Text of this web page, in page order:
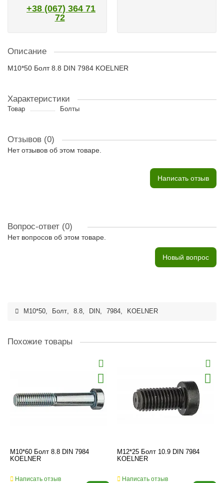
+38 (067) 364 71
72
Описание
M10*50 Болт 8.8 DIN 7984 KOELNER
Характеристики
Товар Болты
Отзывов (0)
Нет отзывов об этом товаре.
Написать отзыв
Вопрос-ответ (0)
Нет вопросов об этом товаре.
Новый вопрос
M10*50, Болт, 8.8, DIN, 7984, KOELNER
Похожие товары
M10*60 Болт 8.8 DIN 7984
KOELNER
Написать отзыв
M12*25 Болт 10.9 DIN 7984
KOELNER
Написать отзыв